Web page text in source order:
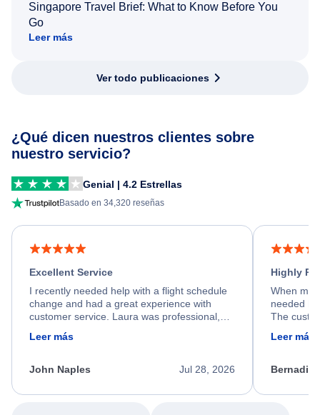
Singapore Travel Brief: What to Know Before You
Go
Leer más
Ver todo publicaciones
¿Qué dicen nuestros clientes sobre
nuestro servicio?
Genial | 4.2 Estrellas
Basado en 34,320 reseñas
Excellent Service
I recently needed help with a flight schedule
change and had a great experience with
customer service. Laura was professional,
friendly, and very helpful throughout the
process. She quickly found a solution and
appreciate her excellent service.
Leer más
Jul 28, 2026
John Naples
Highly
When my
needed
The
calm,
my issue.
Leer más